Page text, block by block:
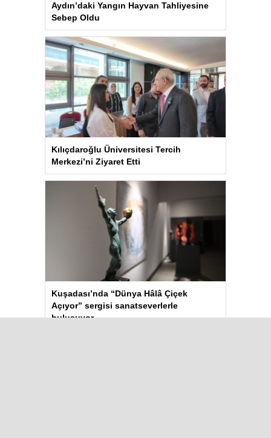
Aydın’daki Yangın Hayvan Tahliyesine
Sebep Oldu
Kılıçdaroğlu Üniversitesi Tercih
Merkezi’ni Ziyaret Etti
Kuşadası’nda “Dünya Hâlâ Çiçek
Açıyor” sergisi sanatseverlerle
buluşuyor